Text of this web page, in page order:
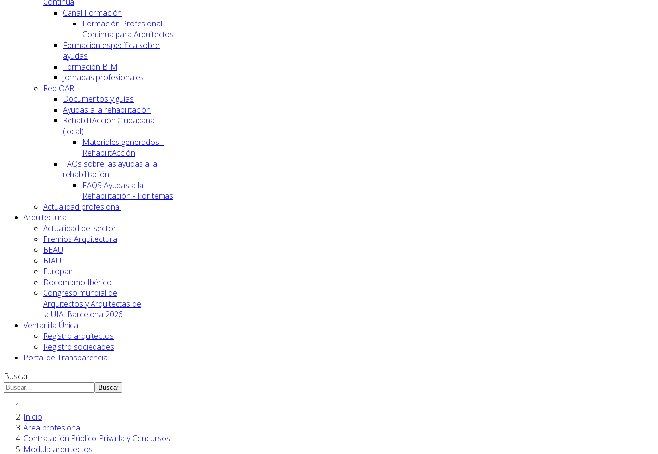
Canal Formación
Formación Profesional
Continua para Arquitectos
Formación específica sobre
ayudas
Formación BIM
Jornadas profesionales
Red OAR
Documentos y guías
Ayudas a la rehabilitación
RehabilitAcción Ciudadana
(local)
Materiales generados -
RehabilitAcción
FAQs sobre las ayudas a la
rehabilitación
FAQS Ayudas a la
Rehabilitación - Por temas
Actualidad profesional
Arquitectura
Actualidad del sector
Premios Arquitectura
BEAU
BIAU
Europan
Docomomo Ibérico
Congreso mundial de
Arquitectos y Arquitectas de
la UIA. Barcelona 2026
Ventanilla Única
Registro arquitectos
Registro sociedades
Portal de Transparencia
Buscar
Buscar
Inicio
Área profesional
Contratación Público-Privada y Concursos
Modulo arquitectos